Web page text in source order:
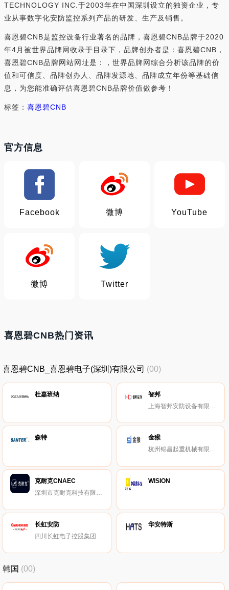
TECHNOLOGY INC.于2003年在中国深圳设立的独资企业，专
业从事数字化安防监控系列产品的研发、生产及销售。
喜恩碧CNB是监控设备行业著名的品牌，喜恩碧CNB品牌于2020
年4月被世界品牌网收录于目录下，品牌创办者是：喜恩碧CNB，
喜恩碧CNB品牌网站网址是：，世界品牌网综合分析该品牌的价
值和可信度、品牌创办人、品牌发源地、品牌成立年份等基础信
息，为您能准确评估喜恩碧CNB品牌价值做参考！
标签： 喜恩碧CNB
官方信息
Facebook 微博 YouTube
微博 Twitter
喜恩碧CNB热门资讯
喜恩碧CNB_喜恩碧电子(深圳)有限公司 (00)
杜嘉班纳
智邦
森特
金猴
杭州锦昌起重机械有限公司
克耐克CNAEC
深圳市克耐克科技有限公司
WISION
长虹安防
华安特斯
韩国 (00)